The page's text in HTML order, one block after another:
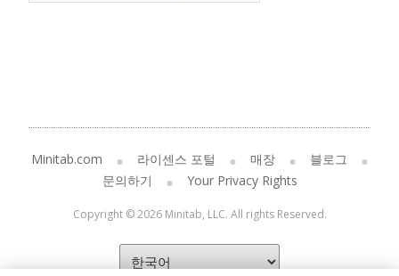
Minitab.com 라이센스 포털 매장
블로그
문의하기
Your Privacy Rights
Copyright © 2026 Minitab, LLC. All rights Reserved.